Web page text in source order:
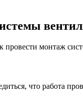
провести монтаж
что работа